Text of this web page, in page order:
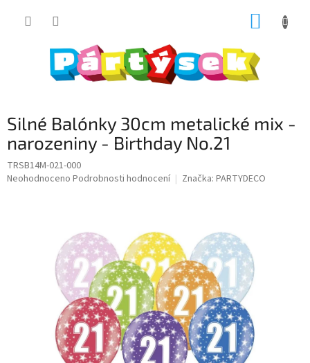
Silné Balónky 30cm metalické mix -
narozeniny - Birthday No.21
TRSB14M-021-000
Průměrné
Neohodnoceno Podrobnosti hodnocení Značka: PARTYDECO